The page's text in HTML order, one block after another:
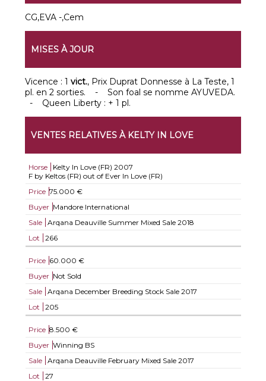
CG,EVA -,Cem
MISES À JOUR
Vicence : 1vict., Prix Duprat Donnesse à La Teste, 1
pl. en 2 sorties. - Son foal se nomme AYUVEDA.
- Queen Liberty : + 1 pl.
VENTES RELATIVES À KELTY IN LOVE
Horse Kelty In Love (FR) 2007
F by Keltos (FR) out of Ever In Love (FR)
Price 75.000 €
Buyer Mandore International
Sale
Arqana Deauville Summer Mixed Sale 2018
Lot
266
Price 60.000 €
Buyer Not Sold
Sale
Arqana December Breeding Stock Sale 2017
Lot
205
Price 8.500 €
Buyer Winning BS
Sale
Arqana Deauville February Mixed Sale 2017
Lot
27